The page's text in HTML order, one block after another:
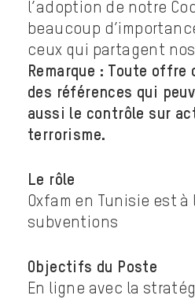
l’adoption de notre
beaucoup
ceux qui partagent
Remarque : Toute
des références qui
aussi le contrôle sur
terrorisme.
Le rôle
Oxfam en Tunisie est
subventions
Objectifs du Poste
En ligne avec la